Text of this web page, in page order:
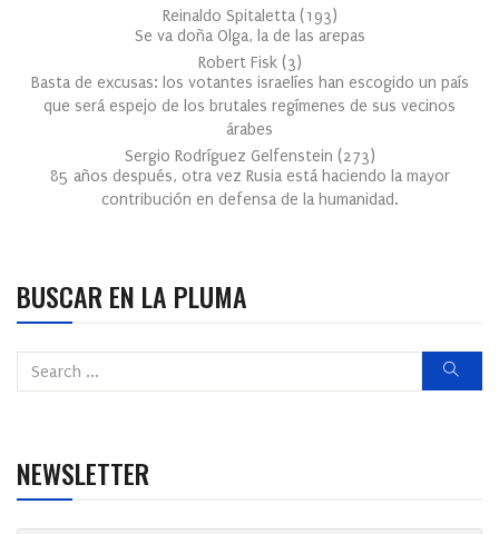
Reinaldo Spitaletta (193)
Se va doña Olga, la de las arepas
Robert Fisk (3)
Basta de excusas: los votantes israelíes han escogido un país
que será espejo de los brutales regímenes de sus vecinos
árabes
Sergio Rodríguez Gelfenstein (273)
85 años después, otra vez Rusia está haciendo la mayor
contribución en defensa de la humanidad.
BUSCAR EN LA PLUMA
NEWSLETTER